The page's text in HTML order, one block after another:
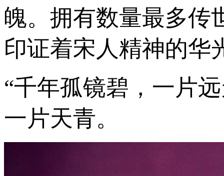
魄。拥有数量最多传
印证着宋人精神的华
“千年孤镜碧，一片
一片天青。